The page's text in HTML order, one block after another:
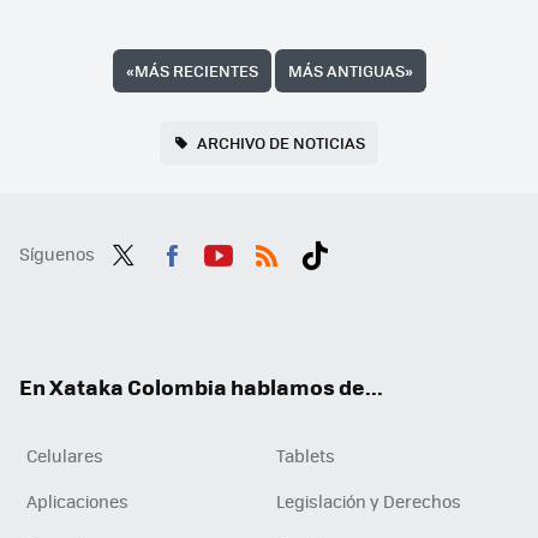
«MÁS RECIENTES MÁS ANTIGUAS»
ARCHIVO DE NOTICIAS
Síguenos
En Xataka Colombia hablamos de...
Celulares
Tablets
Aplicaciones
Legislación y Derechos